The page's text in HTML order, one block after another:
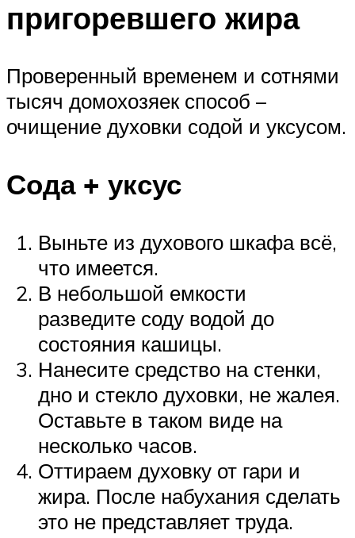
пригоревшего жира
Проверенный временем и сотнями
тысяч домохозяек способ –
очищение духовки содой и уксусом.
Сода + уксус
Выньте из духового шкафа всё,
что имеется.
В небольшой емкости
разведите соду водой до
состояния кашицы.
Нанесите средство на стенки,
дно и стекло духовки, не жалея.
Оставьте в таком виде на
несколько часов.
Оттираем духовку от гари и
жира. После набухания сделать
это не представляет труда.